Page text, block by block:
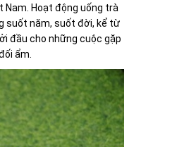
Hoạt động uống trà
suốt năm, suốt đời, kể từ
đầu cho những cuộc gặp
ẩm.